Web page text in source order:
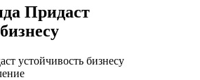
Придаст